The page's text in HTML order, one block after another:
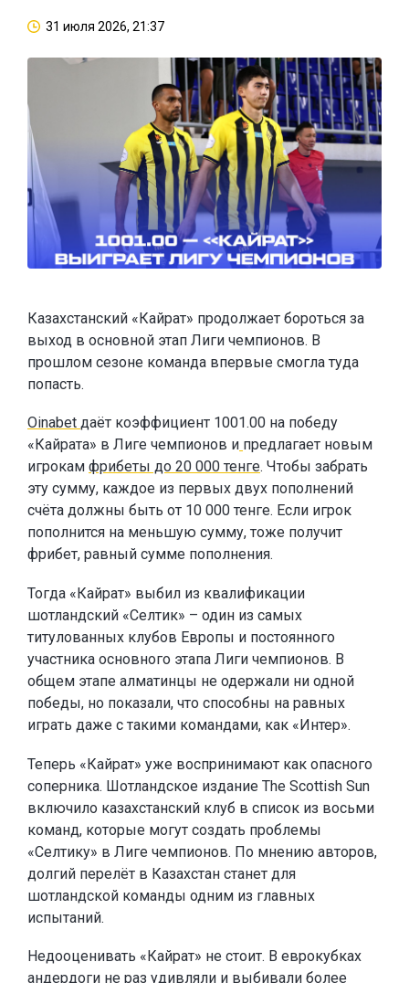
31 июля 2026, 21:37
Казахстанский «Кайрат» продолжает бороться за
выход в основной этап Лиги чемпионов. В
прошлом сезоне команда впервые смогла туда
попасть.
Oinabet даёт коэффициент 1001.00 на победу
«Кайрата» в Лиге чемпионов и предлагает новым
игрокам фрибеты до 20 000 тенге. Чтобы забрать
эту сумму, каждое из первых двух пополнений
счёта должны быть от 10 000 тенге. Если игрок
пополнится на меньшую сумму, тоже получит
фрибет, равный сумме пополнения.
Тогда «Кайрат» выбил из квалификации
шотландский «Селтик» – один из самых
титулованных клубов Европы и постоянного
участника основного этапа Лиги чемпионов. В
общем этапе алматинцы не одержали ни одной
победы, но показали, что способны на равных
играть даже с такими командами, как «Интер».
Теперь «Кайрат» уже воспринимают как опасного
соперника. Шотландское издание The Scottish Sun
включило казахстанский клуб в список из восьми
команд, которые могут создать проблемы
«Селтику» в Лиге чемпионов. По мнению авторов,
долгий перелёт в Казахстан станет для
шотландской команды одним из главных
испытаний.
Недооценивать «Кайрат» не стоит. В еврокубках
андердоги не раз удивляли и выбивали более